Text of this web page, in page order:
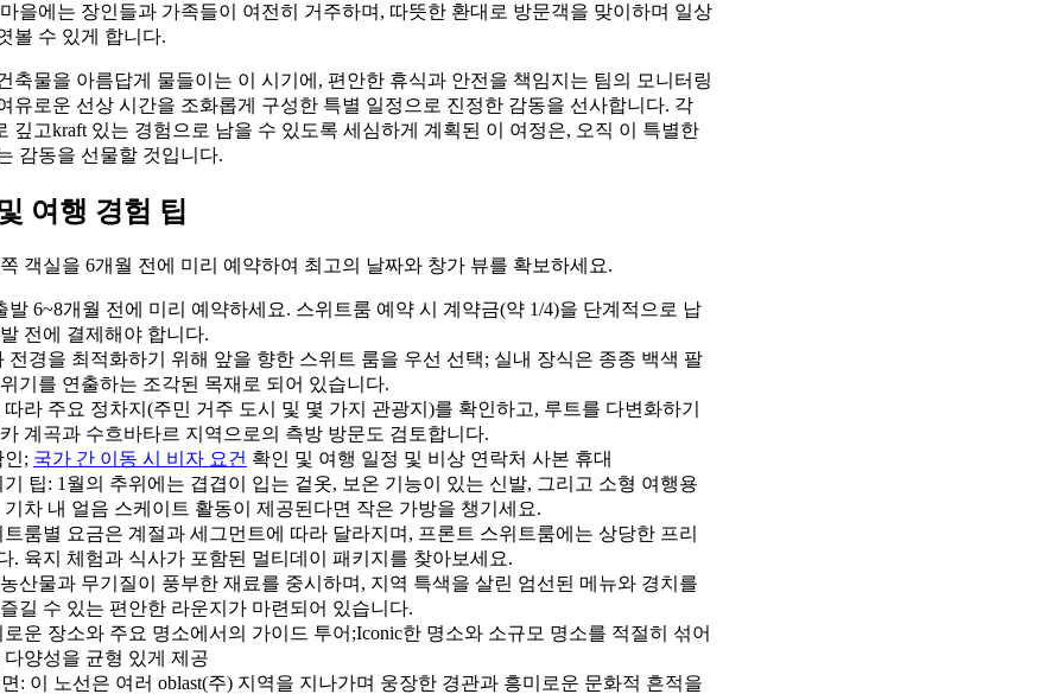
을에는 장인들과 가족들이 여전히 거주하며, 따뜻한 환대로 방문객을 맞이하며 일상
볼 수 있게 합니다.
축물을 아름답게 물들이는 이 시기에, 편안한 휴식과 안전을 책임지는 팀의 모니터링
유로운 선상 시간을 조화롭게 구성한 특별 일정으로 진정한 감동을 선사합니다. 각
깊고kraft 있는 경험으로 남을 수 있도록 세심하게 계획된 이 여정은, 오직 이 특별한
감동을 선물할 것입니다.
여행 경험 팁
객실을 6개월 전에 미리 예약하여 최고의 날짜와 창가 뷰를 확보하세요.
발 6~8개월 전에 미리 예약하세요. 스위트룸 예약 시 계약금(약 1/4)을 단계적으로 납
전에 결제해야 합니다.
전경을 최적화하기 위해 앞을 향한 스위트 룸을 우선 선택; 실내 장식은 종종 백색 팔
기를 연출하는 조각된 목재로 되어 있습니다.
라 주요 정차지(주민 거주 도시 및 몇 가지 관광지)를 확인하고, 루트를 다변화하기
계곡과 수흐바타르 지역으로의 측방 방문도 검토합니다.
인; 국가 간 이동 시 비자 요건 확인 및 여행 일정 및 비상 연락처 사본 휴대
팁: 1월의 추위에는 겹겹이 입는 겉옷, 보온 기능이 있는 신발, 그리고 소형 여행용
차 내 얼음 스케이트 활동이 제공된다면 작은 가방을 챙기세요.
룸별 요금은 계절과 세그먼트에 따라 달라지며, 프론트 스위트룸에는 상당한 프리
. 육지 체험과 식사가 포함된 멀티데이 패키지를 찾아보세요.
산물과 무기질이 풍부한 재료를 중시하며, 지역 특색을 살린 엄선된 메뉴와 경치를
길 수 있는 편안한 라운지가 마련되어 있습니다.
운 장소와 주요 명소에서의 가이드 투어;Iconic한 명소와 소규모 명소를 적절히 섞어
양성을 균형 있게 제공
: 이 노선은 여러 oblast(주) 지역을 지나가며 웅장한 경관과 흥미로운 문화적 흔적을